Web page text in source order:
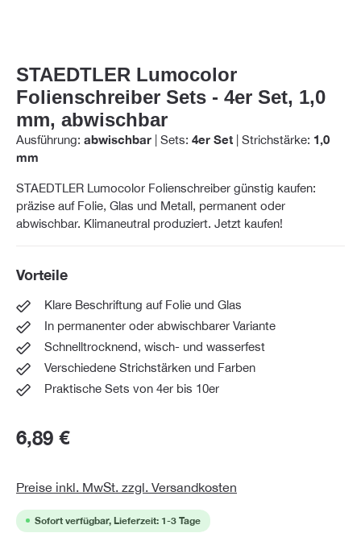
STAEDTLER Lumocolor
Folienschreiber Sets - 4er Set, 1,0
mm, abwischbar
Ausführung: abwischbar Sets: 4er Set Strichstärke: 1,0
mm
STAEDTLER Lumocolor Folienschreiber günstig kaufen:
präzise auf Folie, Glas und Metall, permanent oder
abwischbar. Klimaneutral produziert. Jetzt kaufen!
Vorteile
Klare Beschriftung auf Folie und Glas
In permanenter oder abwischbarer Variante
Schnelltrocknend, wisch- und wasserfest
Verschiedene Strichstärken und Farben
Praktische Sets von 4er bis 10er
6,89 €
Preise inkl. MwSt. zzgl. Versandkosten
Sofort verfügbar, Lieferzeit: 1-3 Tage